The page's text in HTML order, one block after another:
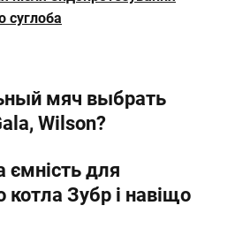
суглоба
мяч выбрать
Wilson?
ємність для
котла Зубр і навіщо